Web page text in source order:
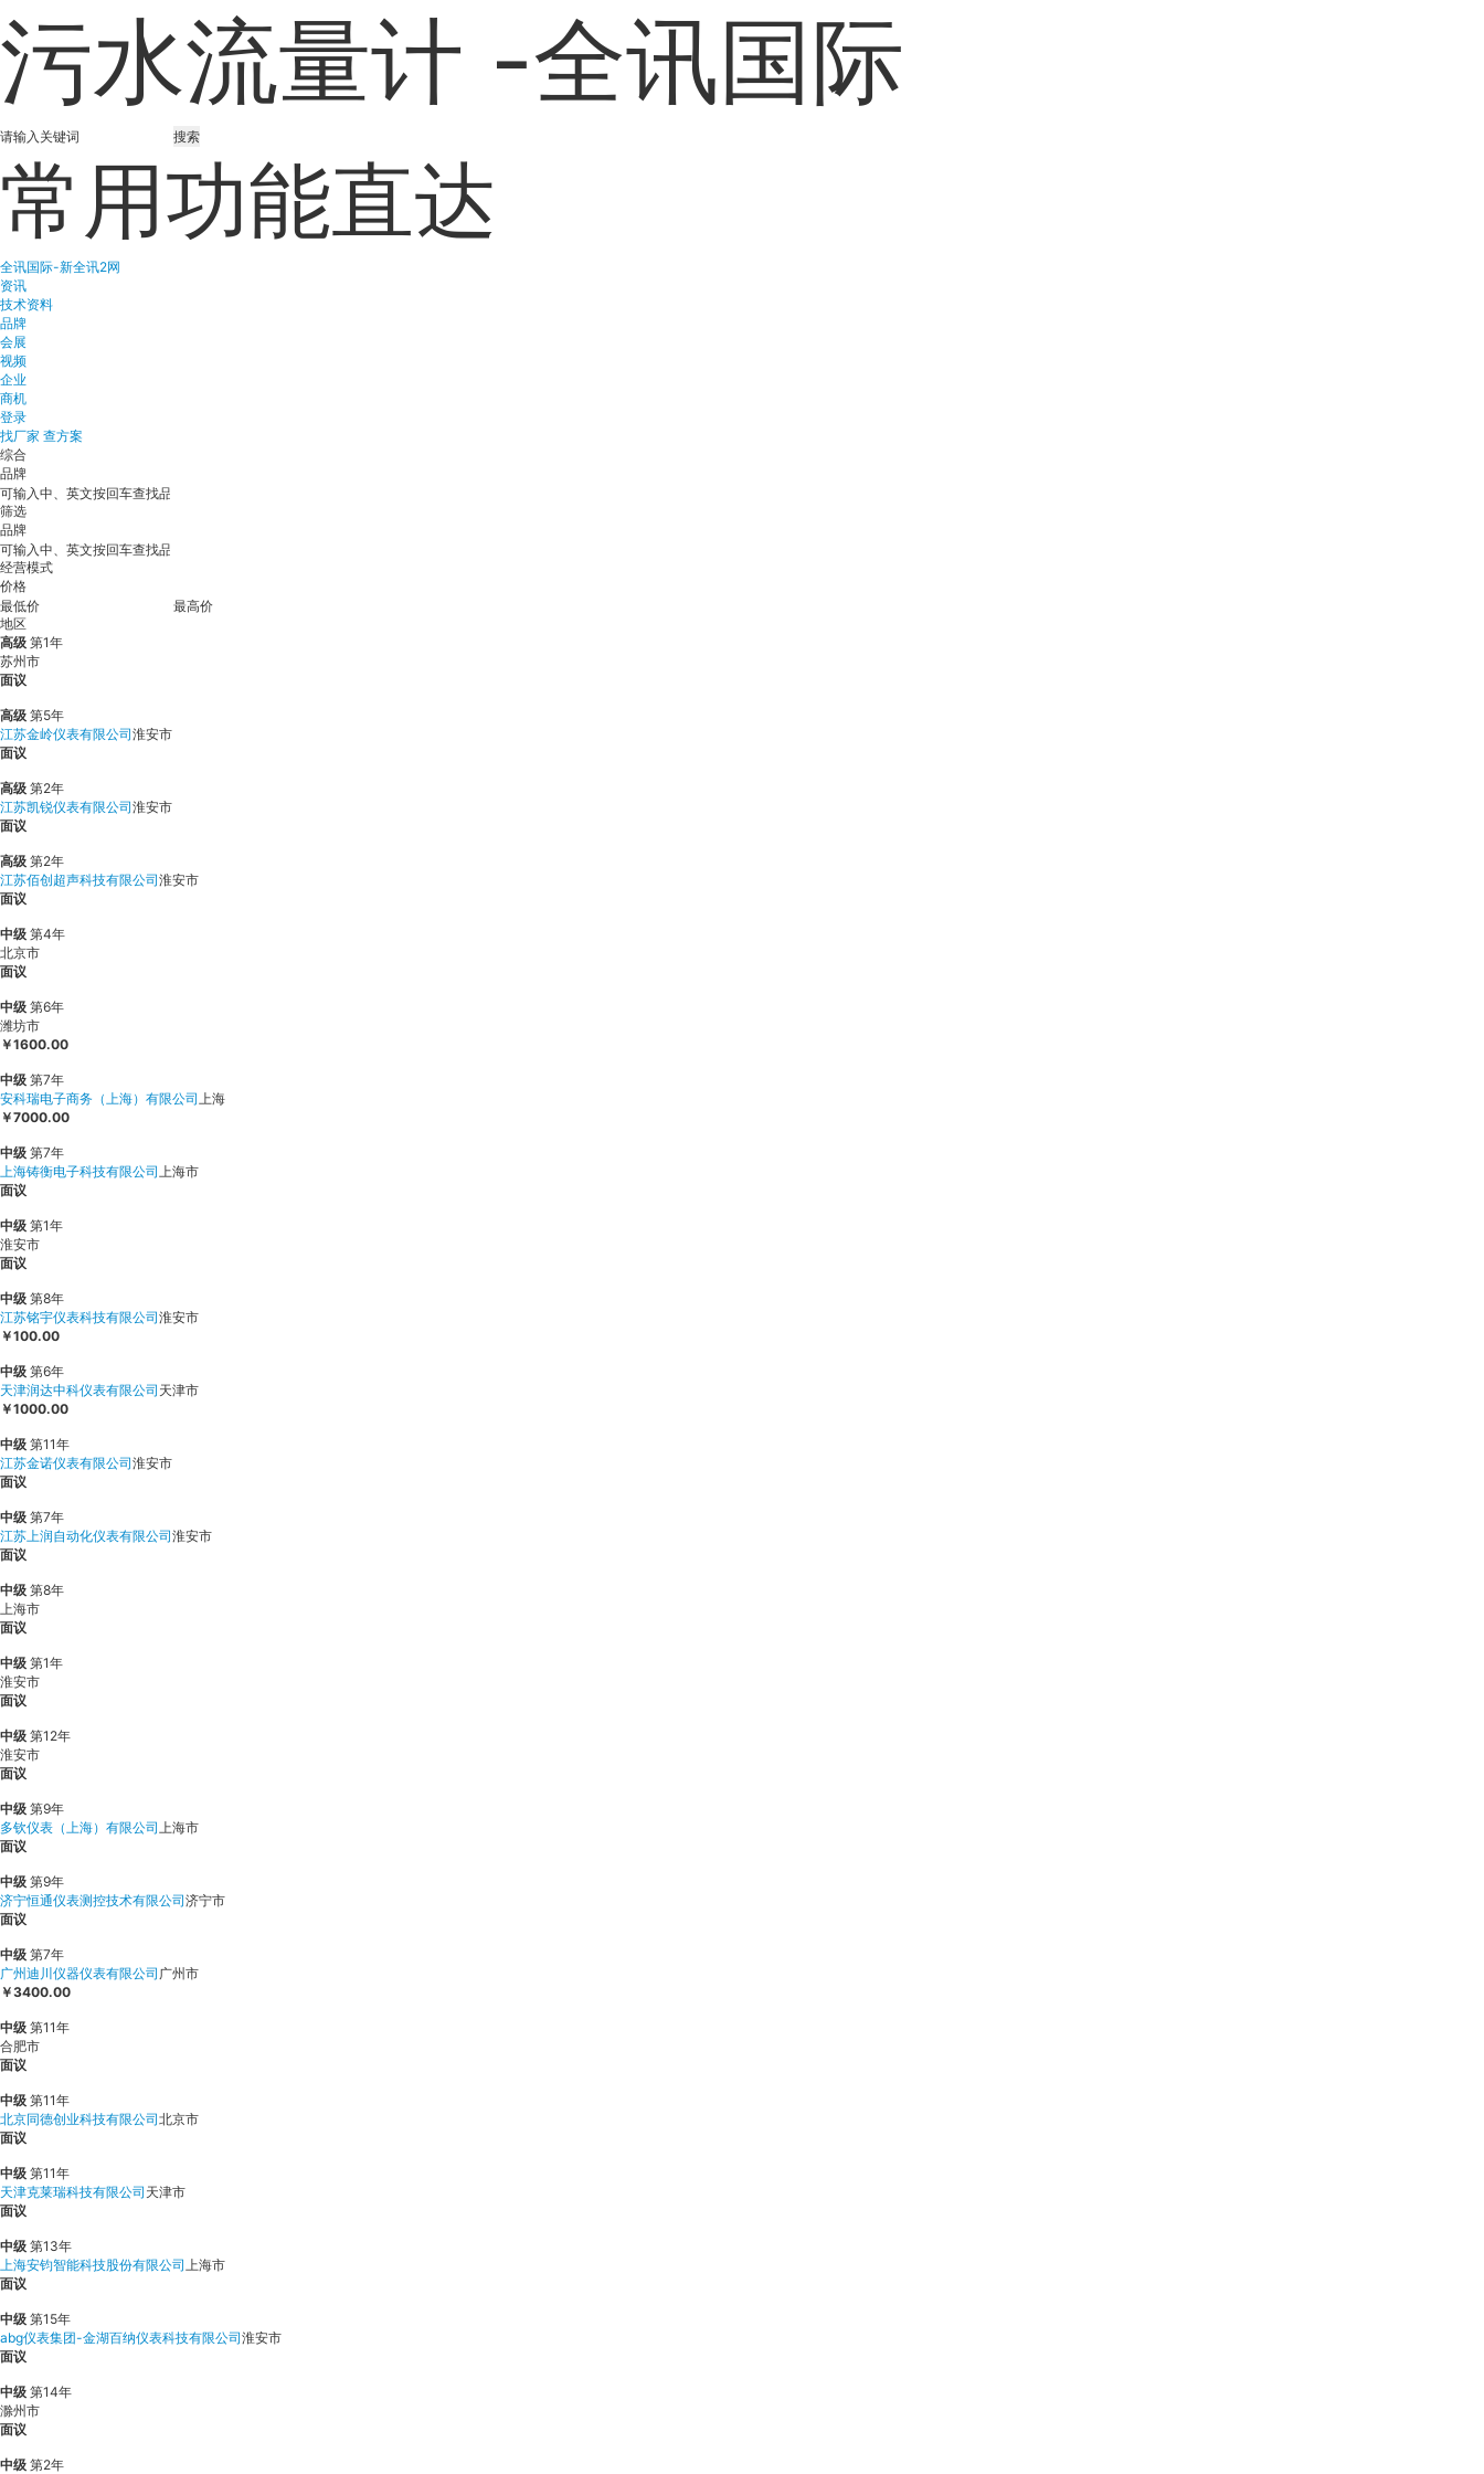
污水流量计 -全讯国际
搜索
常用功能直达
全讯国际-新全讯2网
资讯
技术资料
品牌
会展
视频
企业
商机
登录
找厂家 查方案
综合
品牌
筛选
品牌
经营模式
价格
地区
高级 第1年
苏州市
面议
高级 第5年
江苏金岭仪表有限公司淮安市
面议
高级 第2年
江苏凯锐仪表有限公司淮安市
面议
高级 第2年
江苏佰创超声科技有限公司淮安市
面议
中级 第4年
北京市
面议
中级 第6年
潍坊市
￥1600.00
中级 第7年
安科瑞电子商务（上海）有限公司上海
￥7000.00
中级 第7年
上海铸衡电子科技有限公司上海市
面议
中级 第1年
淮安市
面议
中级 第8年
江苏铭宇仪表科技有限公司淮安市
￥100.00
中级 第6年
天津润达中科仪表有限公司 天津市
￥1000.00
中级 第11年
江苏金诺仪表有限公司淮安市
面议
中级 第7年
江苏上润自动化仪表有限公司淮安市
面议
中级 第8年
上海市
面议
中级 第1年
淮安市
面议
中级 第12年
淮安市
面议
中级 第9年
多钦仪表（上海）有限公司上海市
面议
中级 第9年
济宁恒通仪表测控技术有限公司济宁市
面议
中级 第7年
广州迪川仪器仪表有限公司 广州市
￥3400.00
中级 第11年
合肥市
面议
中级 第11年
北京同德创业科技有限公司北京市
面议
中级 第11年
天津克莱瑞科技有限公司 天津市
面议
中级 第13年
上海安钧智能科技股份有限公司上海市
面议
中级 第15年
abg仪表集团-金湖百纳仪表科技有限公司淮安市
面议
中级 第14年
滁州市
面议
中级 第2年